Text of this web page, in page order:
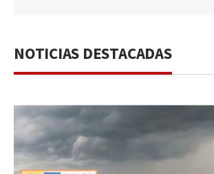
NOTICIAS DESTACADAS